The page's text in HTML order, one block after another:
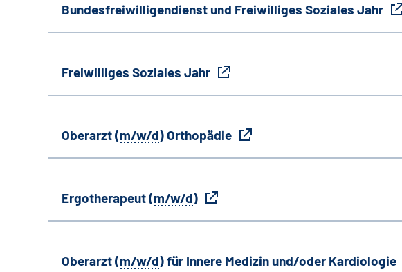
Bundesfreiwilligendienst und Freiwilliges Soziales Jahr
Freiwilliges Soziales Jahr
Oberarzt (m/w/d) Orthopädie
Ergotherapeut (m/w/d)
Oberarzt (m/w/d) für Innere Medizin und/oder Kardiologie